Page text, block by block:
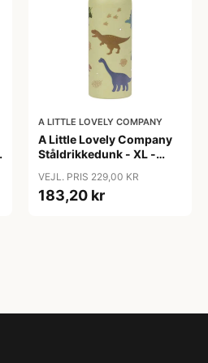
A LITTLE LOVELY COMPANY
A Little Lovely Company
Ståldrikkedunk - XL -
VEJL. PRIS 229,00 KR
183,20 kr